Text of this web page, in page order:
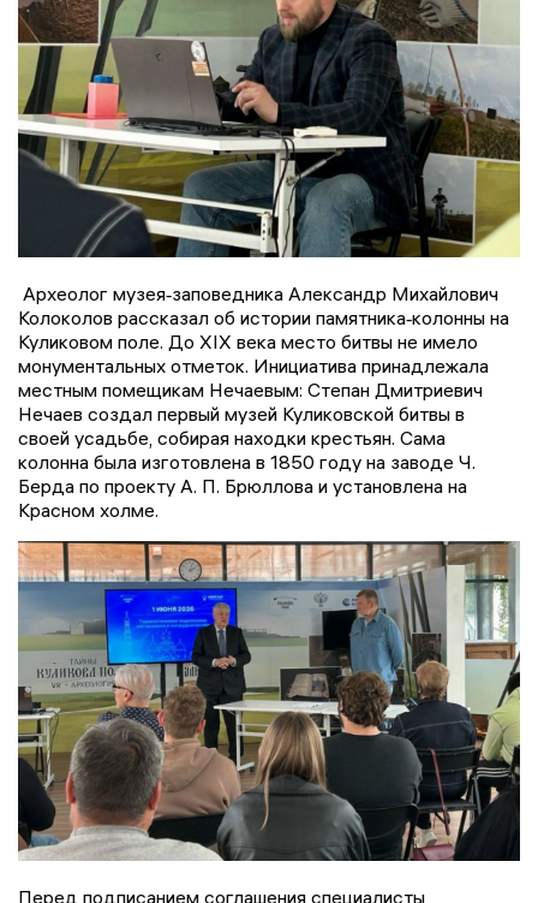
Археолог музея‑заповедника Александр Михайлович
Колоколов рассказал об истории памятника‑колонны на
Куликовом поле. До XIX века место битвы не имело
монументальных отметок. Инициатива принадлежала
местным помещикам Нечаевым: Степан Дмитриевич
Нечаев создал первый музей Куликовской битвы в
своей усадьбе, собирая находки крестьян. Сама
колонна была изготовлена в 1850 году на заводе Ч.
Берда по проекту А. П. Брюллова и установлена на
Красном холме.
Перед подписанием соглашения специалисты